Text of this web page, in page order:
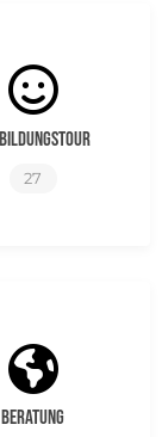
27
Beratung